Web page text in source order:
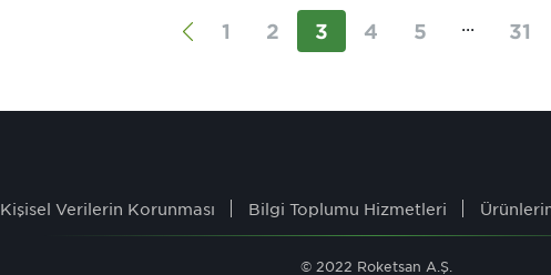
1 2 3 4 5 ... 31
Kişisel Verilerin Korunması Bilgi Toplumu Hizmetleri
© 2022 Roketsan A.Ş.